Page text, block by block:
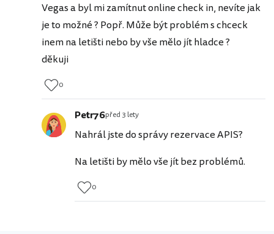
Vegas a byl mi zamítnut online check in, nevíte jak
je to možné ? Popř. Může být problém s chceck
inem na letišti nebo by vše mělo jít hladce ?
děkuji
0
Petr76před 3 lety
Nahrál jste do správy rezervace APIS?
Na letišti by mělo vše jít bez problémů.
0